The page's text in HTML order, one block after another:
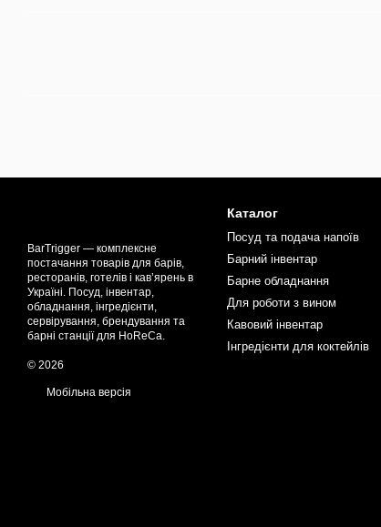
BarTrigger — комплексне
постачання товарів для барів,
ресторанів, готелів і кав’ярень в
Україні. Посуд, інвентар,
обладнання, інгредієнти,
сервірування, брендування та
барні станції для HoReCa.
© 2026
Мобільна версія
Каталог
Посуд та подача напоїв
Барний інвентар
Барне обладнання
Для роботи з вином
Кавовий інвентар
Інгредієнти для коктейлів